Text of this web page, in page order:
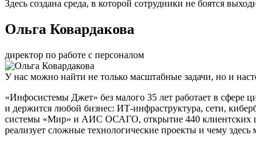
Здесь создана среда, в которой сотрудники не боятся
Ольга Ковардакова
директор по работе с персоналом
У нас можно найти не только масштабные задачи, но и
«Инфосистемы Джет» без малого 35 лет работает в сфере
и держится любой бизнес: ИТ-инфраструктура, сети,
системы «Мир» и АИС ОСАГО, открытие 440 клиентских
реализует сложные технологические проекты и чему